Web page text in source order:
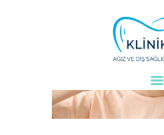
ANASAYFA
KURUMSAL